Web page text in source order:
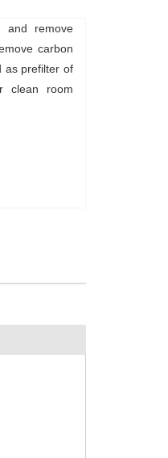
and remove
carbon
as prefilter of
clean room